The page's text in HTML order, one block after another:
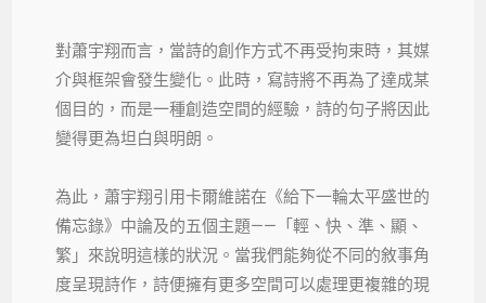
對蕭宇翔而言，當詩的創作方式不再受拘束時，其媒
介與框架會發生變化。此時，寫詩將不再為了達成某
個目的，而是一種創造空間的經驗，詩的句子將因此
變得更為坦白與明朗。
為此，蕭宇翔引用卡爾維諾在《給下一輪太平盛世的
備忘錄》中論及的五個主題——「輕、快、準、顯、
繁」來說明這樣的狀況。當我們能夠從不同的敘事角
度呈現詩作，詩便擁有更多空間可以處理更複雜的現